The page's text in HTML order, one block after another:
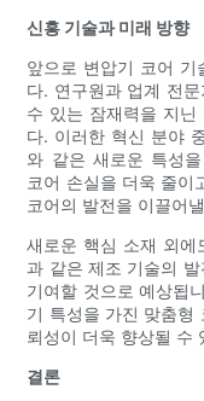
신흥 기술과 미래 방향
앞으로 변압기 코어 기
다. 연구원과 업계 전
수 있는 잠재력을 지닌
다. 이러한 혁신 분야
와 같은 새로운 특성
코어 손실을 더욱 줄이
코어의 발전을 이끌어
새로운 핵심 소재 외
과 같은 제조 기술의
기여할 것으로 예상됩
기 특성을 가진 맞춤형
뢰성이 더욱 향상될 수
결론